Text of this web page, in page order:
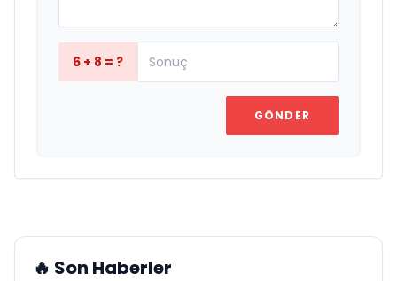
6 + 8 = ?
GÖNDER
🔥 Son Haberler